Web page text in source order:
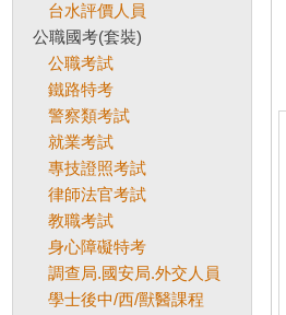
台水評價人員
公職國考(套裝)
公職考試
鐵路特考
警察類考試
就業考試
專技證照考試
律師法官考試
教職考試
身心障礙特考
調查局.國安局.外交人員
學士後中/西/獸醫課程